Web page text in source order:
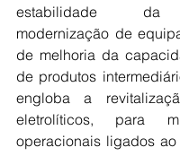
estabilidade da
modernização de
de melhoria da
de produtos
engloba a
eletrolíticos, para
operacionais ligados